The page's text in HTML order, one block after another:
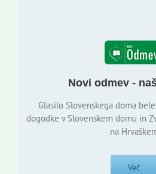
Novi odmev -
Glasilo Slovenskega doma
dogodke v Slovenskem domu in
na
Več